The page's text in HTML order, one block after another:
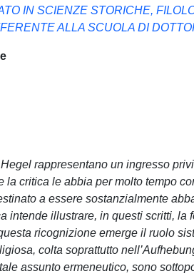
IN SCIENZE STORICHE,
ALLA SCUOLA DI
rappresentano un ingresso
la critica le abbia per molto tempo
a essere sostanzialmente
intende illustrare, in questi scritti,
ricognizione emerge il ruolo
colta soprattutto
assunto ermeneutico, sono